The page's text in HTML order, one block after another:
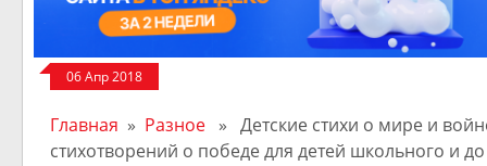
06 Апр 2018
Главная » Разное» Детские стихи о мире и
стихотворений о победе для детей школьного и